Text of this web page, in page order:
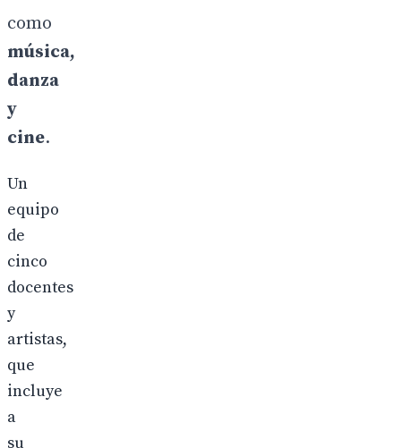
como
música,
danza
y
cine.
Un
equipo
de
cinco
docentes
y
artistas,
que
incluye
a
su